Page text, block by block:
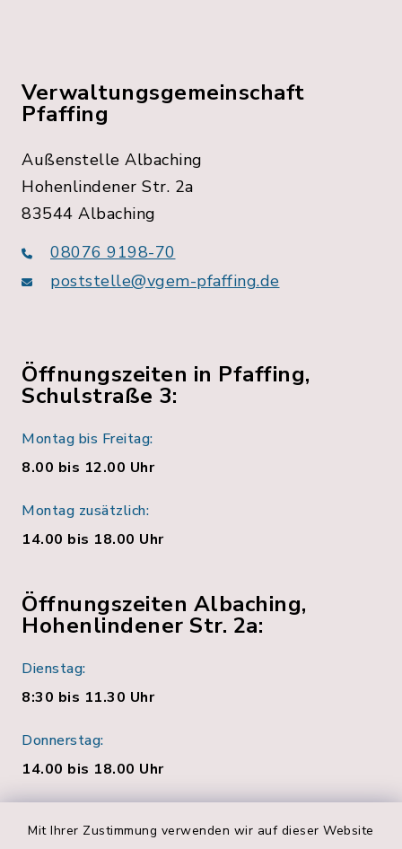
Mit Ihrer Zustimmung verwenden wir auf dieser Website
Verwaltungsgemeinschaft
Pfaffing
Außenstelle Albaching
Hohenlindener Str. 2a
83544 Albaching
08076 9198-70
poststelle@vgem-pfaffing.de
Öffnungszeiten in Pfaffing,
Schulstraße 3:
Montag bis Freitag:
8.00 bis 12.00 Uhr
Montag zusätzlich:
14.00 bis 18.00 Uhr
Öffnungszeiten Albaching,
Hohenlindener Str. 2a:
Dienstag:
8:30 bis 11.30 Uhr
Donnerstag:
14.00 bis 18.00 Uhr
Quicklinks